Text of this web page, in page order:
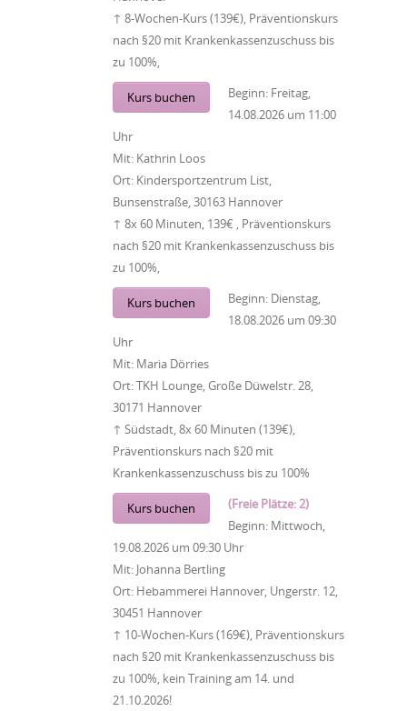
↑ 8-Wochen-Kurs (139€), Präventionskurs
nach §20 mit Krankenkassenzuschuss bis
zu 100%,
Kurs buchen Beginn: Freitag,
14.08.2026 um 11:00
Uhr
Mit: Kathrin Loos
Ort: Kindersportzentrum List,
Bunsenstraße, 30163 Hannover
↑ 8x 60 Minuten, 139€ , Präventionskurs
nach §20 mit Krankenkassenzuschuss bis
zu 100%,
Kurs buchen Beginn: Dienstag,
18.08.2026 um 09:30
Uhr
Mit: Maria Dörries
Ort:TKH Lounge, Große Düwelstr. 28,
30171 Hannover
↑ Südstadt, 8x 60 Minuten (139€),
Präventionskurs nach §20 mit
Krankenkassenzuschuss bis zu 100%
Kurs buchen
(Freie Plätze: 2)
Beginn: Mittwoch,
19.08.2026 um 09:30 Uhr
Mit: Johanna Bertling
Ort: Hebammerei Hannover, Ungerstr. 12,
30451 Hannover
↑ 10-Wochen-Kurs (169€), Präventionskurs
nach §20 mit Krankenkassenzuschuss bis
zu 100%, kein Training am 14. und
21.10.2026!